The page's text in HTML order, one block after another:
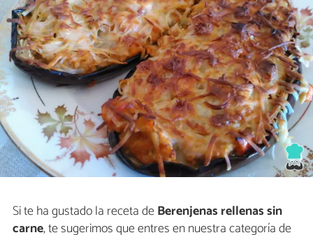
Si te ha gustado la receta deBerenjenas rellenas sin
carne, te sugerimos que entres en nuestra categoría de